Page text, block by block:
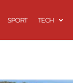
SPORT TECH